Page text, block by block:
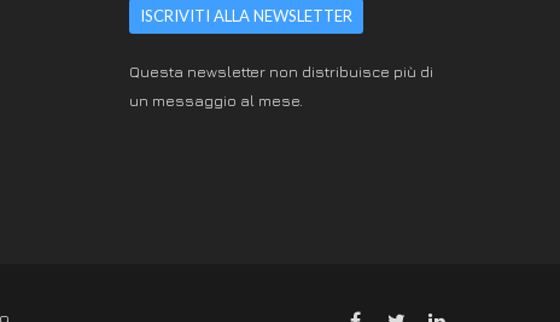
ISCRIVITI ALLA NEWSLETTER
Questa newsletter non distribuisce più di
un messaggio al mese.